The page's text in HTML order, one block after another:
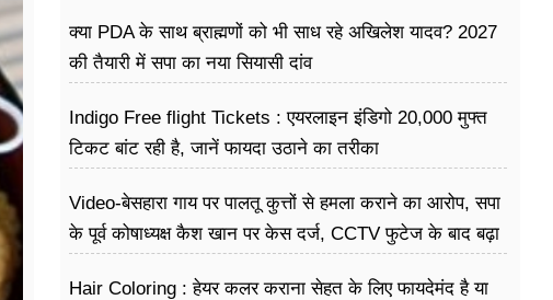
क्या PDA के साथ ब्राह्मणों को भी साध रहे अखिलेश यादव? 2027
की तैयारी में सपा का नया सियासी दांव
Indigo Free flight Tickets : एयरलाइन इंडिगो 20,000 मुफ्त
टिकट बांट रही है, जानें फायदा उठाने का तरीका
Video-बेसहारा गाय पर पालतू कुत्तों से हमला कराने का आरोप, सपा
के पूर्व कोषाध्यक्ष कैश खान पर केस दर्ज, CCTV फुटेज के बाद बढ़ा
Hair Coloring : हेयर कलर कराना सेहत के लिए फायदेमंद है या